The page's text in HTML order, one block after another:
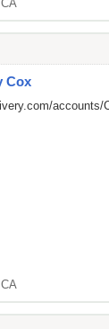
Cox
accounts/